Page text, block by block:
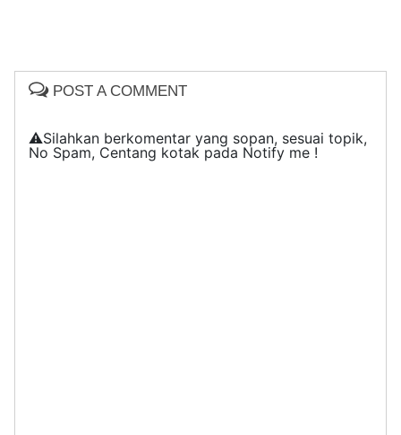
POST A COMMENT
⚠️Silahkan berkomentar yang sopan, sesuai topik,
No Spam, Centang kotak pada Notify me !